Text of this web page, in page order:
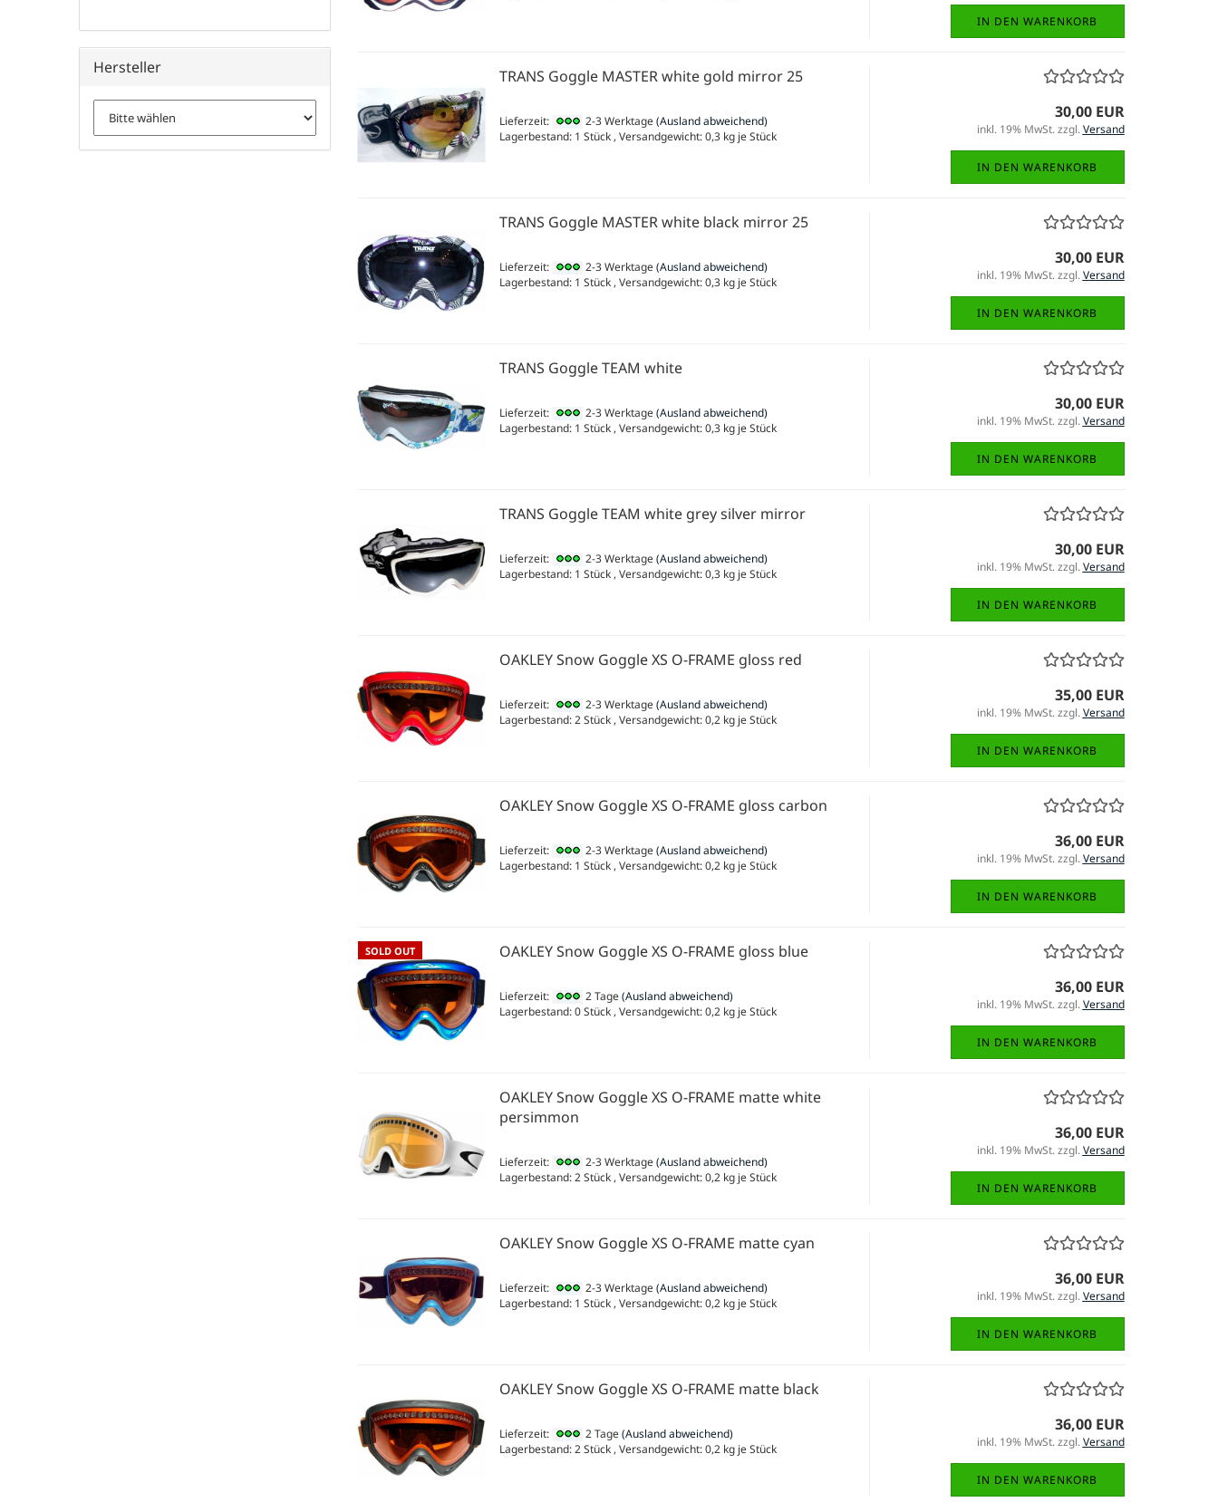
IN DEN WARENKORB
TRANS Goggle MASTER white gold mirror 25
Lieferzeit: 2-3 Werktage (Ausland abweichend)
Lagerbestand: 1 Stück , Versandgewicht:0,3kg je Stück
30,00 EUR
inkl. 19% MwSt. zzgl.Versand
IN DEN WARENKORB
TRANS Goggle MASTER white black mirror 25
Lieferzeit: 2-3 Werktage (Ausland abweichend)
Lagerbestand: 1 Stück , Versandgewicht:0,3kg je Stück
30,00 EUR
inkl. 19% MwSt. zzgl.Versand
IN DEN WARENKORB
TRANS Goggle TEAM white
Lieferzeit: 2-3 Werktage (Ausland abweichend)
Lagerbestand: 1 Stück , Versandgewicht:0,3kg je Stück
30,00 EUR
inkl. 19% MwSt. zzgl.Versand
IN DEN WARENKORB
TRANS Goggle TEAM white grey silver mirror
Lieferzeit: 2-3 Werktage (Ausland abweichend)
Lagerbestand: 1 Stück , Versandgewicht:0,3kg je Stück
30,00 EUR
inkl. 19% MwSt. zzgl.Versand
IN DEN WARENKORB
OAKLEY Snow Goggle XS O-FRAME gloss red
Lieferzeit: 2-3 Werktage (Ausland abweichend)
Lagerbestand: 2 Stück , Versandgewicht:0,2kg je Stück
35,00 EUR
inkl. 19% MwSt. zzgl.Versand
IN DEN WARENKORB
OAKLEY Snow Goggle XS O-FRAME gloss carbon
Lieferzeit: 2-3 Werktage (Ausland abweichend)
Lagerbestand: 1 Stück , Versandgewicht:0,2kg je Stück
36,00 EUR
inkl. 19% MwSt. zzgl.Versand
IN DEN WARENKORB
SOLD OUT OAKLEY Snow Goggle XS O-FRAME gloss blue
Lieferzeit: 2 Tage (Ausland abweichend)
Lagerbestand: 0 Stück , Versandgewicht:0,2kg je Stück
36,00 EUR
inkl. 19% MwSt. zzgl.Versand
IN DEN WARENKORB
OAKLEY Snow Goggle XS O-FRAME matte white
persimmon
Lieferzeit: 2-3 Werktage (Ausland abweichend)
Lagerbestand: 2 Stück , Versandgewicht:0,2kg je Stück
36,00 EUR
inkl. 19% MwSt. zzgl.Versand
IN DEN WARENKORB
OAKLEY Snow Goggle XS O-FRAME matte cyan
Lieferzeit: 2-3 Werktage (Ausland abweichend)
Lagerbestand: 1 Stück , Versandgewicht:0,2kg je Stück
36,00 EUR
inkl. 19% MwSt. zzgl.Versand
IN DEN WARENKORB
OAKLEY Snow Goggle XS O-FRAME matte black
Lieferzeit: 2 Tage (Ausland abweichend)
Lagerbestand: 2 Stück , Versandgewicht:0,2kg je Stück
36,00 EUR
inkl. 19% MwSt. zzgl.Versand
IN DEN WARENKORB
Hersteller